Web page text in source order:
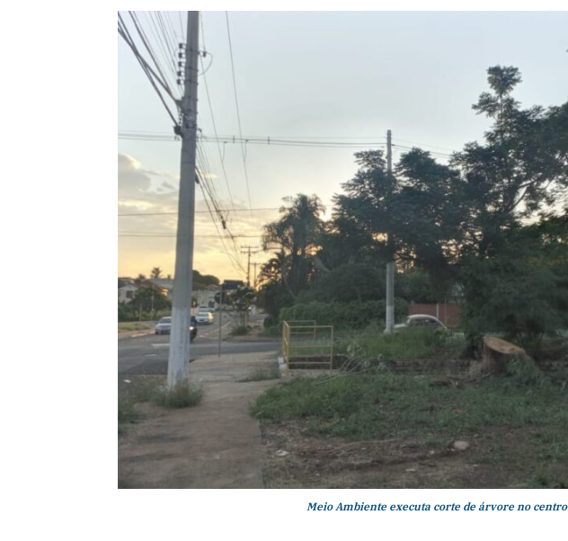
Meio Ambiente executa corte de árvore no centro